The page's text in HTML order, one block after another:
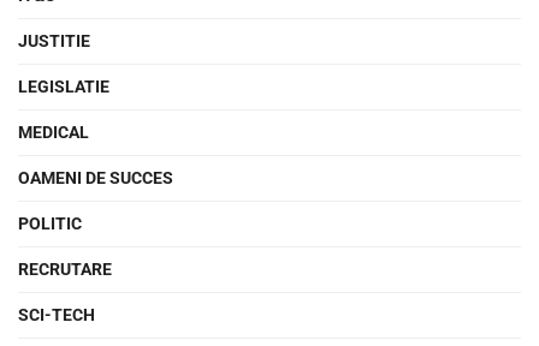
JUSTITIE
LEGISLATIE
MEDICAL
OAMENI DE SUCCES
POLITIC
RECRUTARE
SCI-TECH